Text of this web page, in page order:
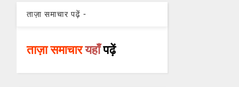
ताज़ा समाचार पढ़ें -
ताज़ा समाचारयहाँपढ़ें